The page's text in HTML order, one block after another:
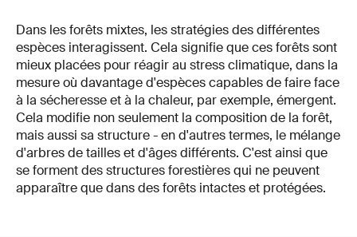
Dans les forêts mixtes, les stratégies des différentes
espèces interagissent. Cela signifie que ces forêts sont
mieux placées pour réagir au stress climatique, dans la
mesure où davantage d'espèces capables de faire face
à la sécheresse et à la chaleur, par exemple, émergent.
Cela modifie non seulement la composition de la forêt,
mais aussi sa structure - en d'autres termes, le mélange
d'arbres de tailles et d'âges différents. C'est ainsi que
se forment des structures forestières qui ne peuvent
apparaître que dans des forêts intactes et protégées.